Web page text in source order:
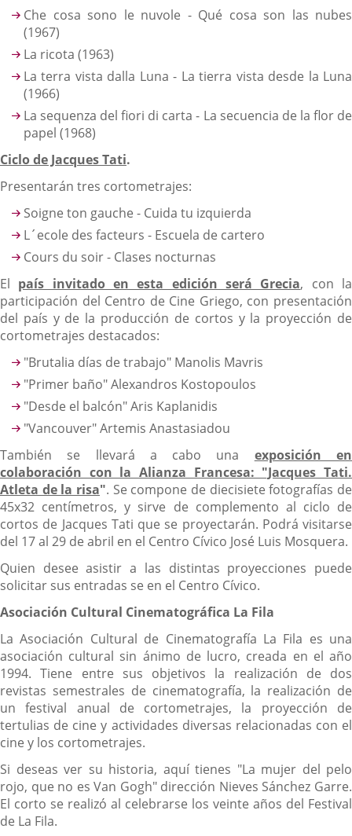
Che cosa sono le nuvole - Qué cosa son las nubes
(1967)
La ricota (1963)
La terra vista dalla Luna - La tierra vista desde la Luna
(1966)
La sequenza del fiori di carta - La secuencia de la flor de
papel (1968)
Ciclo de Jacques Tati.
Presentarán tres cortometrajes:
Soigne ton gauche - Cuida tu izquierda
L´ecole des facteurs - Escuela de cartero
Cours du soir - Clases nocturnas
El país invitado en esta edición será Grecia, con la
participación del Centro de Cine Griego, con presentación
del país y de la producción de cortos y la proyección de
cortometrajes destacados:
"Brutalia días de trabajo" Manolis Mavris
"Primer baño" Alexandros Kostopoulos
"Desde el balcón" Aris Kaplanidis
"Vancouver" Artemis Anastasiadou
También se llevará a cabo una exposición en
colaboración con la Alianza Francesa: "Jacques Tati.
Atleta de la risa". Se compone de diecisiete fotografías de
45x32 centímetros, y sirve de complemento al ciclo de
cortos de Jacques Tati que se proyectarán. Podrá visitarse
del 17 al 29 de abril en el Centro Cívico José Luis Mosquera.
Quien desee asistir a las distintas proyecciones puede
solicitar sus entradas se en el Centro Cívico.
Asociación Cultural Cinematográfica La Fila
La Asociación Cultural de Cinematografía La Fila es una
asociación cultural sin ánimo de lucro, creada en el año
1994. Tiene entre sus objetivos la realización de dos
revistas semestrales de cinematografía, la realización de
un festival anual de cortometrajes, la proyección de
tertulias de cine y actividades diversas relacionadas con el
cine y los cortometrajes.
Si deseas ver su historia, aquí tienes "La mujer del pelo
rojo, que no es Van Gogh" dirección Nieves Sánchez Garre.
El corto se realizó al celebrarse los veinte años del Festival
de La Fila.